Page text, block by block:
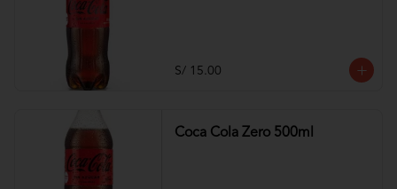
S/ 15.00
Coca Cola Zero 500ml